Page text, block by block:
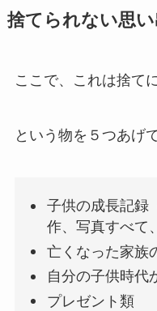
捨てられない思
ここで、これは捨て
という物を５つあげ
子供の成長記録
作、写真すべて
亡くなった家族
自分の子供時代
プレゼント類